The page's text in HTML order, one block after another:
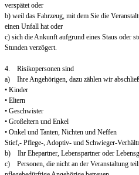
verspätet oder
b) weil das Fahrzeug, mit dem Sie die
einen Unfall hat oder
c) sich die Ankunft aufgrund eines Staus oder
Stunden verzögert.
4. Risikopersonen sind
a) Ihre Angehörigen, dazu zählen wir
• Kinder
• Eltern
• Geschwister
• Großeltern und Enkel
• Onkel und Tanten, Nichten und Neffen
Stief,- Pflege-, Adoptiv- und Schwieger-
b) Ihr Ehepartner, Lebenspartner oder
c) Personen, die nicht an der Veranstaltung